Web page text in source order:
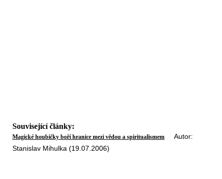
Související články:
Magické houbičky boří hranice mezi vědou a spiritualismem Autor:
Stanislav Mihulka (19.07.2006)